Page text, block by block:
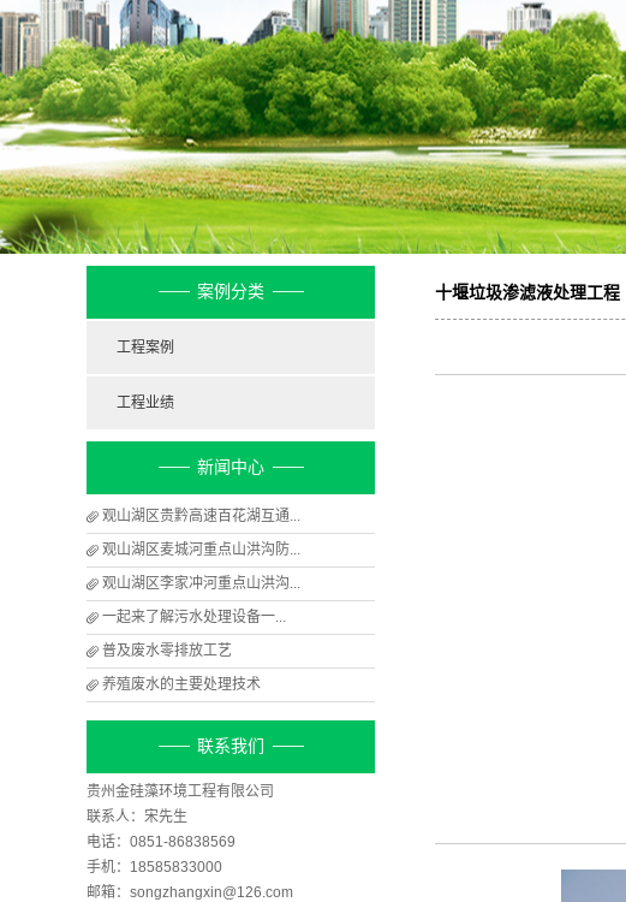
公示报告
案例分类
工程案例
工程业绩
新闻中心
观山湖区贵黔高速百花湖互通...
观山湖区麦城河重点山洪沟防...
观山湖区李家冲河重点山洪沟...
​一起来了解污水处理设备一...
​普及废水零排放工艺
养殖废水的主要处理技术
联系我们
贵州金硅藻环境工程有限公司
联系人：宋先生
电话：0851-86838569
手机：18585833000
邮箱：songzhangxin@126.com
十堰垃圾渗滤液处理工程